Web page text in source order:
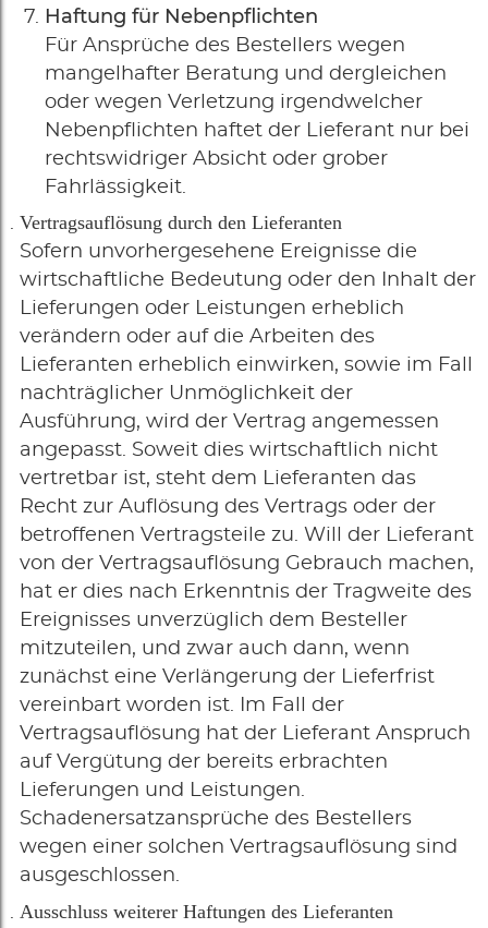
Haftung für Nebenpflichten
Für Ansprüche des Bestellers wegen
mangelhafter Beratung und dergleichen
oder wegen Verletzung irgendwelcher
Nebenpflichten haftet der Lieferant nur bei
rechtswidriger Absicht oder grober
Fahrlässigkeit.
Vertragsauflösung durch den Lieferanten
Sofern unvorhergesehene Ereignisse die
wirtschaftliche Bedeutung oder den Inhalt der
Lieferungen oder Leistungen erheblich
verändern oder auf die Arbeiten des
Lieferanten erheblich einwirken, sowie im Fall
nachträglicher Unmöglichkeit der
Ausführung, wird der Vertrag angemessen
angepasst. Soweit dies wirtschaftlich nicht
vertretbar ist, steht dem Lieferanten das
Recht zur Auflösung des Vertrags oder der
betroffenen Vertragsteile zu. Will der Lieferant
von der Vertragsauflösung Gebrauch machen,
hat er dies nach Erkenntnis der Tragweite des
Ereignisses unverzüglich dem Besteller
mitzuteilen, und zwar auch dann, wenn
zunächst eine Verlängerung der Lieferfrist
vereinbart worden ist. Im Fall der
Vertragsauflösung hat der Lieferant Anspruch
auf Vergütung der bereits erbrachten
Lieferungen und Leistungen.
Schadenersatzansprüche des Bestellers
wegen einer solchen Vertragsauflösung sind
ausgeschlossen.
Ausschluss weiterer Haftungen des Lieferanten